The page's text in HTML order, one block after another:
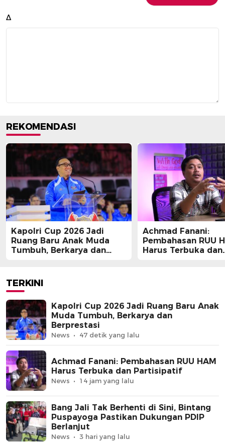
Δ
REKOMENDASI
Kapolri Cup 2026 Jadi
Ruang Baru Anak Muda
Tumbuh, Berkarya dan
Achmad Fanani:
Pembahasan RUU
Harus Terbuka dan
TERKINI
Kapolri Cup 2026 Jadi Ruang Baru Anak
Muda Tumbuh, Berkarya dan
Berprestasi
News 47 detik yang lalu
Achmad Fanani: Pembahasan RUU HAM
Harus Terbuka dan Partisipatif
News 14 jam yang lalu
Bang Jali Tak Berhenti di Sini, Bintang
Puspayoga Pastikan Dukungan PDIP
Berlanjut
News 3 hari yang lalu